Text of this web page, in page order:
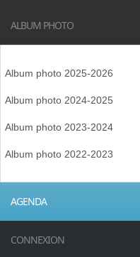
ALBUM PHOTO
Album photo 2025-2026
Album photo 2024-2025
Album photo 2023-2024
Album photo 2022-2023
AGENDA
CONNEXION